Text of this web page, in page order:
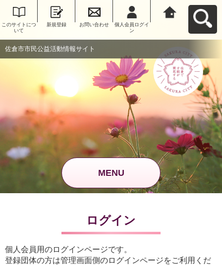
このサイトにつ
いて
新規登録 お問い合わせ
個人会員ログイ
ン
佐倉市市民公益活動情報サイト
MENU
ログイン
個人会員用のログインページです。
登録団体の方は管理画面側のログインページをご利用くだ